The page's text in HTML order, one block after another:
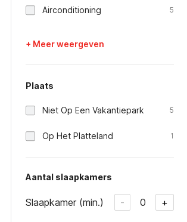
Airconditioning 5
+ Meer weergeven
Plaats
Niet Op Een Vakantiepark 5
Op Het Platteland 1
Aantal slaapkamers
Slaapkamer (min.) - 0 +